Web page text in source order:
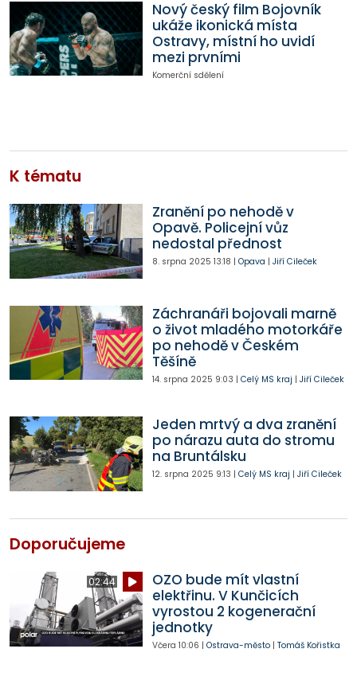
Nový český film Bojovník
ukáže ikonická místa
Ostravy, místní ho uvidí
mezi prvními
Komerční sdělení
K tématu
Zranění po nehodě v
Opavě. Policejní vůz
nedostal přednost
8. srpna 2025 13:18 | Opava | Jiří Cileček
Záchranáři bojovali marně
o život mladého motorkáře
po nehodě v Českém
Těšíně
14. srpna 2025 9:03 | Celý MS kraj | Jiří Cileček
Jeden mrtvý a dva zranění
po nárazu auta do stromu
na Bruntálsku
12. srpna 2025 9:13 | Celý MS kraj | Jiří Cileček
Doporučujeme
02:44
OZO bude mít vlastní
elektřinu. V Kunčicích
vyrostou 2 kogenerační
jednotky
Včera 10:06 | Ostrava-město| Tomáš Kořistka